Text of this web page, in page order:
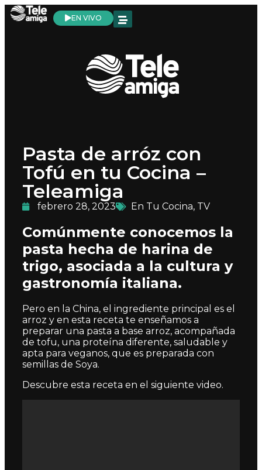
EN VIVO
Pasta de arróz con
Tofú en tu Cocina –
Teleamiga
febrero 28, 2023 En Tu Cocina, TV
Comúnmente conocemos la
pasta hecha de harina de
trigo, asociada a la cultura y
gastronomía italiana.
Pero en la China, el ingrediente principal es el
arroz y en esta receta te enseñamos a
preparar una pasta a base arroz, acompañada
de tofu, una proteína diferente, saludable y
apta para veganos, que es preparada con
semillas de Soya.
Descubre esta receta en el siguiente video.